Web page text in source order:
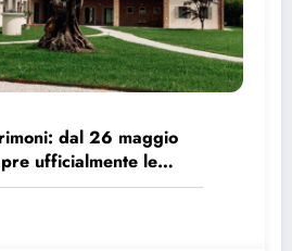
dal 26 maggio
ufficialmente le